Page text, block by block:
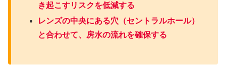
き起こすリスクを低減する
レンズの中央にある穴（セントラルホール）
と合わせて、房水の流れを確保する